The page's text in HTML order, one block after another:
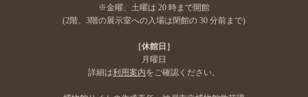
※金曜、土曜は 20 時まで開館
(2階、3階の展示室への入場は閉館の 30 分前まで)
［休館日］
月曜日
詳細は利用案内をご確認ください。